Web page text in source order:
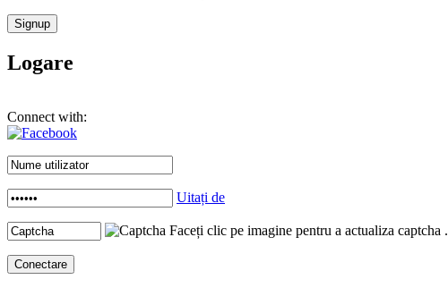
Logare
Connect with:
Uitați de
Faceți clic pe imagine pentru a actualiza captcha .